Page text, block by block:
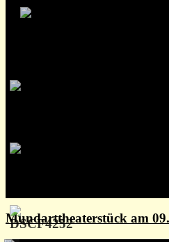
Mundarttheaterstück am